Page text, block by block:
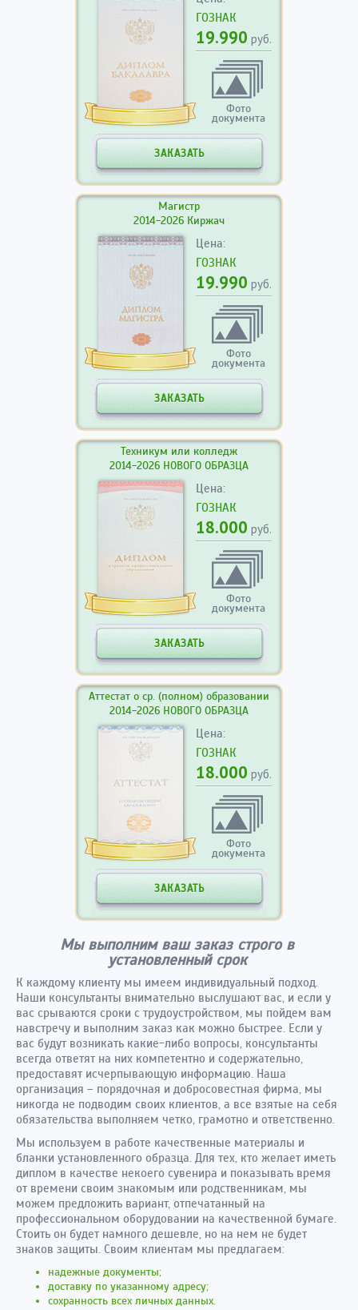
ГОЗНАК
19.990 руб.
Фото
документа
ЗАКАЗАТЬ
Магистр
2014-2026 Киржач
Цена:
ГОЗНАК
19.990 руб.
Фото
документа
ЗАКАЗАТЬ
Техникум или колледж
2014-2026 НОВОГО ОБРАЗЦА
Цена:
ГОЗНАК
18.000 руб.
Фото
документа
ЗАКАЗАТЬ
Аттестат о ср. (полном) образовании
2014-2026 НОВОГО ОБРАЗЦА
Цена:
ГОЗНАК
18.000 руб.
Фото
документа
ЗАКАЗАТЬ
Мы выполним ваш заказ строго в
установленный срок
К каждому клиенту мы имеем индивидуальный подход.
Наши консультанты внимательно выслушают вас, и если у
вас срываются сроки с трудоустройством, мы пойдем вам
навстречу и выполним заказ как можно быстрее. Если у
вас будут возникать какие-либо вопросы, консультанты
всегда ответят на них компетентно и содержательно,
предоставят исчерпывающую информацию. Наша
организация – порядочная и добросовестная фирма, мы
никогда не подводим своих клиентов, а все взятые на себя
обязательства выполняем четко, грамотно и ответственно.
Мы используем в работе качественные материалы и
бланки установленного образца. Для тех, кто желает иметь
диплом в качестве некоего сувенира и показывать время
от времени своим знакомым или родственникам, мы
можем предложить вариант, отпечатанный на
профессиональном оборудовании на качественной бумаге.
Стоить он будет намного дешевле, но на нем не будет
знаков защиты. Своим клиентам мы предлагаем:
надежные документы;
доставку по указанному адресу;
сохранность всех личных данных.